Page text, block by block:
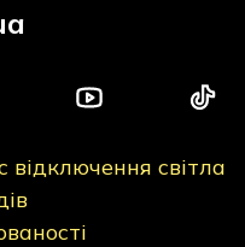
відключення світла